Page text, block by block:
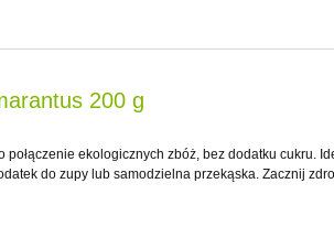
200 g
połączenie ekologicznych zbóż, bez dodatku cukru.
do zupy lub samodzielna przekąska. Zacznij